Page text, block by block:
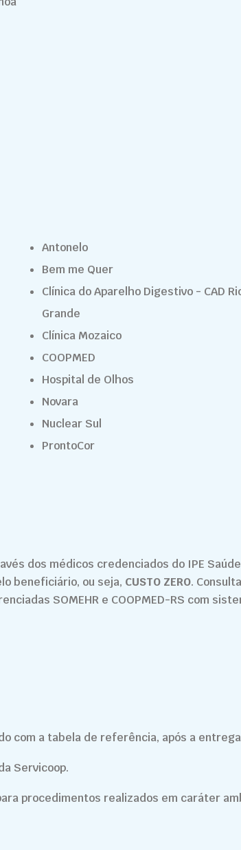
Antonelo
Bem me Quer
Clínica do Aparelho Digestivo - CAD
Grande
Clínica Mozaico
COOPMED
Hospital de Olhos
Novara
Nuclear Sul
ProntoCor
dos médicos credenciados do IPE
beneficiário, ou seja, CUSTO ZERO.
SOMEHR e COOPMED-RS com
com a tabela de referência, após a
Servicoop.
procedimentos realizados em caráter